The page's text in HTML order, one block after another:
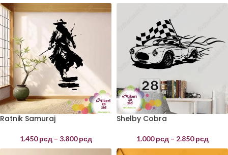
Ratnik Samuraj
1.450рсд – 3.800рсд
Shelby Cobra
1.000рсд – 2.850рсд